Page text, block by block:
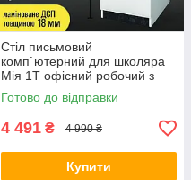
Стіл письмовий
комп`ютерний для школяра
Мія 1Т офісний робочий з
шухлядами письмові столи
шкільні комп`ютерні для
ноутбука пк
Готово до відправки
4 491 ₴ 4 990 ₴
Купити